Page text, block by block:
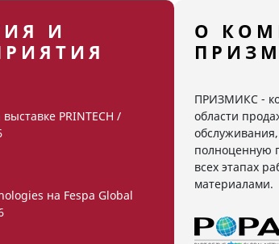
И
PRINTECH /
на Fespa Global
О
ПРИЗМИКС -
области
полноценную
всех этапах
материалами.